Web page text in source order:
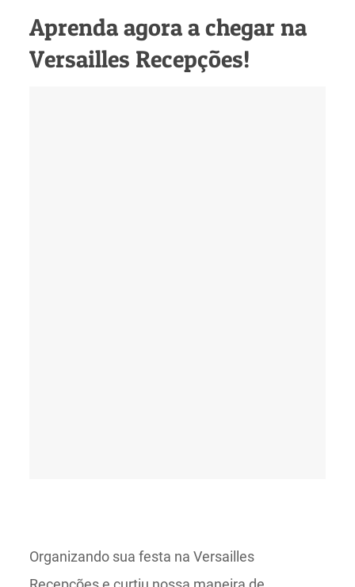
Aprenda agora a chegar na
Versailles Recepções!
Organizando sua festa na Versailles